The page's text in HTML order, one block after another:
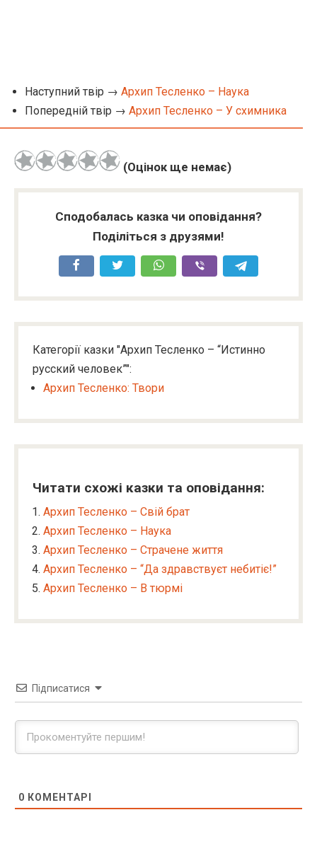
Наступний твір → Архип Тесленко – Наука
Попередній твір → Архип Тесленко – У схимника
(Оцінок ще немає)
Сподобалась казка чи оповідання?
Поділіться з друзями!
Категорії казки "Архип Тесленко – “Истинно
русский человек”":
Архип Тесленко: Твори
Читати схожі казки та оповідання:
Архип Тесленко – Свій брат
Архип Тесленко – Наука
Архип Тесленко – Страчене життя
Архип Тесленко – “Да здравствуєт небитіє!”
Архип Тесленко – В тюрмі
Підписатися
0 КОМЕНТАРІ